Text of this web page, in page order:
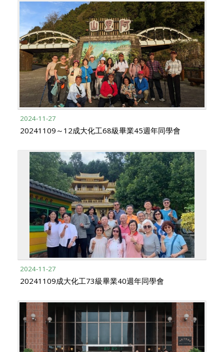
2024-11-27
20241109～12成大化工68級畢業45週年同學會
2024-11-27
20241109成大化工73級畢業40週年同學會